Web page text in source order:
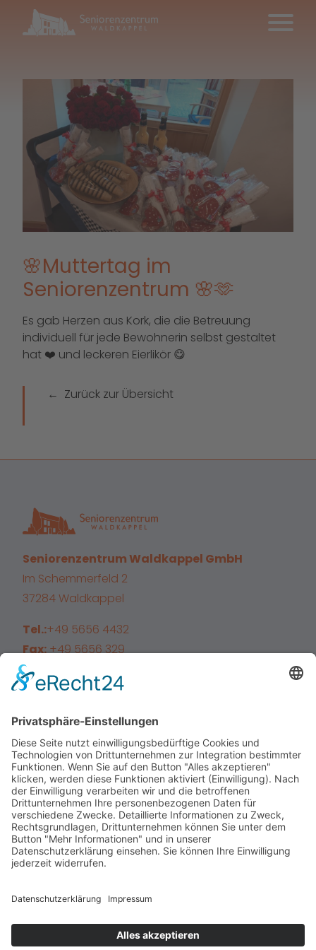
🌸Muttertag im
Seniorenzentrum 🌸🫶
Es gab Herzen aus Kork, die die Betreuung
individuell für jede Bewohnerin selbst gestaltet
hat ❤️ und leckeren Eierlikör 😋
Zurück zur Übersicht
Seniorenzentrum Waldkappel GmbH
Im Schemmerfeld 2
37284 Waldkappel
Tel.:+49 5656 4432
Fax:+49 5656 329
E-Mail:info@sz-waldkappel.de
Instagram
Home
Über uns
Leistungen
Karriere
News
Kontakt